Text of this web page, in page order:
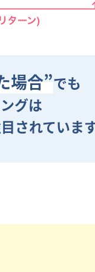
場合”でも
グは
されていま